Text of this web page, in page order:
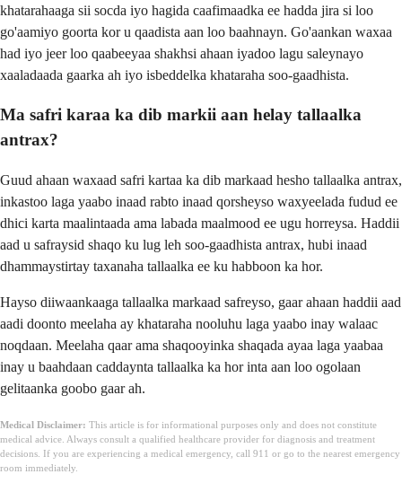
khatarahaaga sii socda iyo hagida caafimaadka ee hadda jira si loo
go'aamiyo goorta kor u qaadista aan loo baahnayn. Go'aankan waxaa
had iyo jeer loo qaabeeyaa shakhsi ahaan iyadoo lagu saleynayo
xaaladaada gaarka ah iyo isbeddelka khataraha soo-gaadhista.
Ma safri karaa ka dib markii aan helay tallaalka
antrax?
Guud ahaan waxaad safri kartaa ka dib markaad hesho tallaalka antrax,
inkastoo laga yaabo inaad rabto inaad qorsheyso waxyeelada fudud ee
dhici karta maalintaada ama labada maalmood ee ugu horreysa. Haddii
aad u safraysid shaqo ku lug leh soo-gaadhista antrax, hubi inaad
dhammaystirtay taxanaha tallaalka ee ku habboon ka hor.
Hayso diiwaankaaga tallaalka markaad safreyso, gaar ahaan haddii aad
aadi doonto meelaha ay khataraha nooluhu laga yaabo inay walaac
noqdaan. Meelaha qaar ama shaqooyinka shaqada ayaa laga yaabaa
inay u baahdaan caddaynta tallaalka ka hor inta aan loo ogolaan
gelitaanka goobo gaar ah.
Medical Disclaimer: This article is for informational purposes only and does not constitute
medical advice. Always consult a qualified healthcare provider for diagnosis and treatment
decisions. If you are experiencing a medical emergency, call 911 or go to the nearest emergency
room immediately.